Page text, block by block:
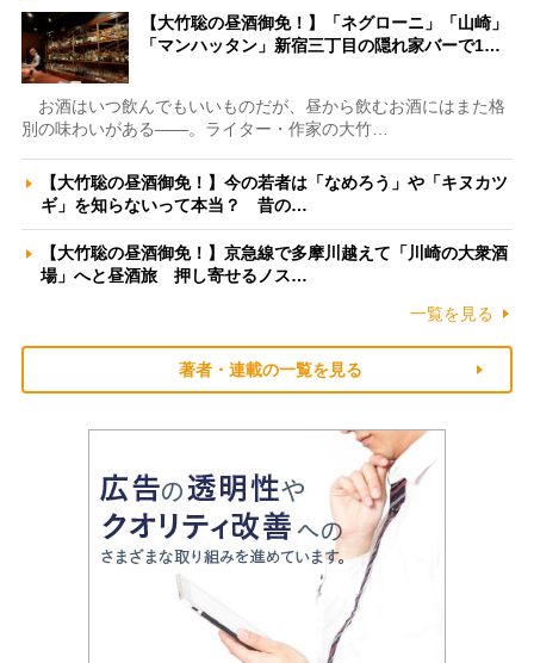
【大竹聡の昼酒御免！】「ネグローニ」「山崎」
「マンハッタン」新宿三丁目の隠れ家バーで1…
お酒はいつ飲んでもいいものだが、昼から飲むお酒にはまた格
別の味わいがある――。ライター・作家の大竹…
【大竹聡の昼酒御免！】今の若者は「なめろう」や「キヌカツ
ギ」を知らないって本当？ 昔の…
【大竹聡の昼酒御免！】京急線で多摩川越えて「川崎の大衆酒
場」へと昼酒旅 押し寄せるノス…
一覧を見る
著者・連載の一覧を見る